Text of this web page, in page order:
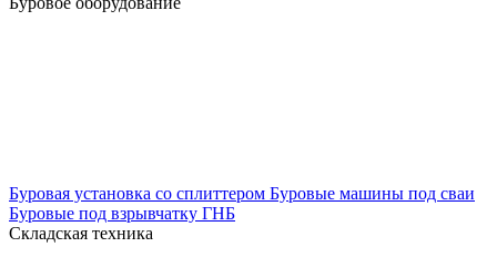
Буровая установка со сплиттером Буровые машины под сваи
Буровые под взрывчатку ГНБ
Складская техника